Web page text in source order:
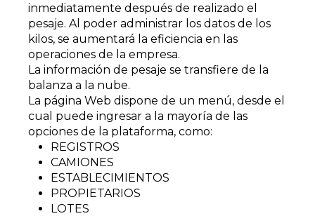
inmediatamente después de realizado el
pesaje. Al poder administrar los datos de los
kilos, se aumentará la eficiencia en las
operaciones de la empresa.
La información de pesaje se transfiere de la
balanza a la nube.
La página Web dispone de un menú, desde el
cual puede ingresar a la mayoría de las
opciones de la plataforma, como:
REGISTROS
CAMIONES
ESTABLECIMIENTOS
PROPIETARIOS
LOTES